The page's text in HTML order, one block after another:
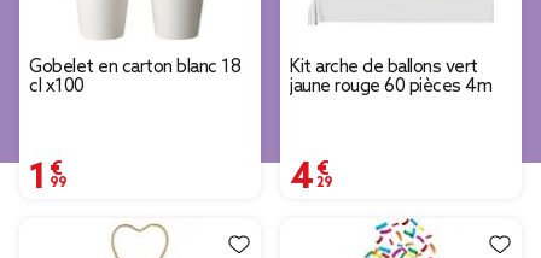
Gobelet en carton blanc 18
cl x100
1,99 €
Kit arche de ballons vert
jaune rouge 60 pièces 4m
4,29 €